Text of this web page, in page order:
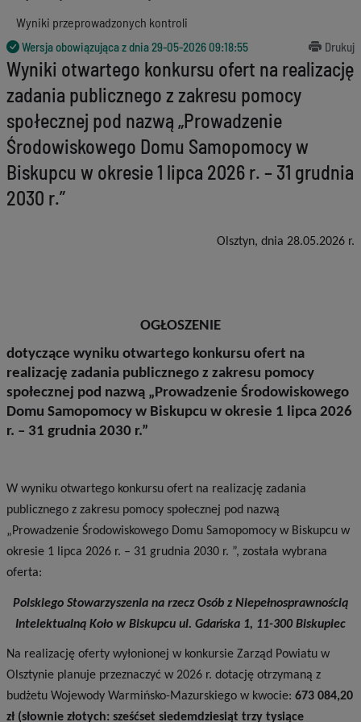
Wyniki przeprowadzonych kontroli
Wersja obowiązująca z dnia29-05-2026 09:18:55 Drukuj
Wyniki otwartego konkursu ofert na realizację
zadania publicznego z zakresu pomocy
społecznej pod nazwą „Prowadzenie
Środowiskowego Domu Samopomocy w
Biskupcu w okresie 1 lipca 2026 r. – 31 grudnia
2030 r.”
Olsztyn, dnia 28.05.2026 r.
OGŁOSZENIE
dotyczące wyniku otwartego konkursu ofert na
realizację zadania publicznego z zakresu pomocy
społecznej pod nazwą „Prowadzenie Środowiskowego
Domu Samopomocy w Biskupcu w okresie 1 lipca 2026
r. – 31 grudnia 2030 r.”
W wyniku otwartego konkursu ofert na realizację zadania
publicznego z zakresu pomocy społecznej pod nazwą
„Prowadzenie Środowiskowego Domu Samopomocy w Biskupcu w
okresie 1 lipca 2026 r. – 31 grudnia 2030 r. ”, została wybrana
oferta:
Polskiego Stowarzyszenia na rzecz Osób z Niepełnosprawnością
Intelektualną Koło w Biskupcu ul. Gdańska 1, 11-300 Biskupiec
Na realizację oferty wyłonionej w konkursie Zarząd Powiatu w
Olsztynie planuje przeznaczyć w 2026 r. dotację otrzymaną z
budżetu Wojewody Warmińsko-Mazurskiego w kwocie: 673 084,20
zł (słownie złotych: sześćset siedemdziesiąt trzy tysiące